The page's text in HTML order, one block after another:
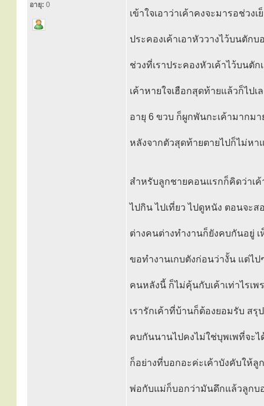
อายุ: 0
เข้าใจเอาว่าเค้าคงจะมารอช่วง
ประคองเค้าเอาหัววางไว้บนตัก
ช่วงที่เราประคองหัวเค้าไว้บนตั
เค้าหายใจเฮือกสุดท้ายแล้วก็ไป
อายุ 6 ขวบ ก็ผูกพันกะเค้ามากม
หลังจากตัวสุดท้ายตายไปก็ไม่ห
สำหรับลูกชายคอนแรกก็คิดว่าเ
ไปกิน ไปเที่ยว ไปดูหนัง ตอนจะ
ต่างคนต่างทำงานก็ยังคบกันอยู่
ขอทำงานเกบตังก่อนว่างั้น แต่ไ
คนหลังนี้ ก็ไม่คุ้นกับเค้าเท่าไรเ
เรารักเค้าที่บ้านก็ต้องยอมรับ ส
คบกันนานไปคงไม่ใช่บุพเพที่จะ
ก็อย่างที่บอกอะค่ะเค้าบังคับให้ลู
พ่อกับแม่ก็บอกว่ามันดึกแล้วลูกบ